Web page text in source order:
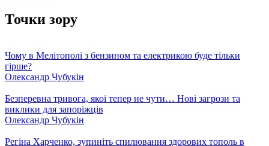
Точки зору
Чому в Мелітополі з бензином та електрикою буде тільки
гірше?
Олександр Чубукін
Безперевна тривога, якої тепер не чути… Нові загрози та
виклики для запоріжців
Олександр Чубукін
Регіна Харченко, зупиніть спилювання здорових тополь в